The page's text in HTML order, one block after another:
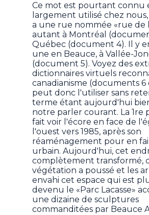
Ce mot est pourtant connu
largement utilisé chez
a une rue nommée «rue de
autant à Montréal
Québec (document 4). Il y
une en Beauce, à Vallée-
(document 5). Voyez des
dictionnaires virtuels
canadianisme (documents 6
peut donc l'utiliser sans
terme étant aujourd'hui
notre parler courant. La 1re
fait voir l'écore en face de
l'ouest vers 1985, après son
réaménagement pour en
urbain. Aujourd'hui, cet
complètement transformé,
végétation a poussé et les
envahi cet espace qui est
devenu le «Parc Lacasse»
une dizaine de sculptures
commanditées par Beauce